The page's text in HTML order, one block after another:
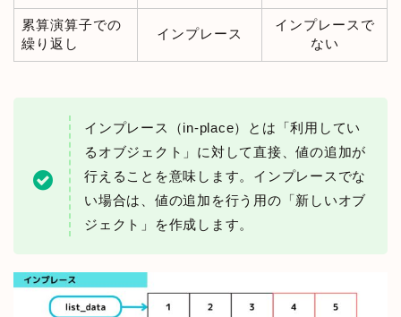
累算演算子での
繰り返し
インプレース
インプレースで
ない
インプレース（in-place）とは「利用してい
るオブジェクト」に対して直接、値の追加が
行えることを意味します。インプレースでな
い場合は、値の追加を行う用の「新しいオブ
ジェクト」を作成します。